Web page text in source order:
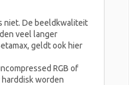
niet. De beeldkwaliteit
veel langer
geldt ook hier
RGB of
harddisk worden